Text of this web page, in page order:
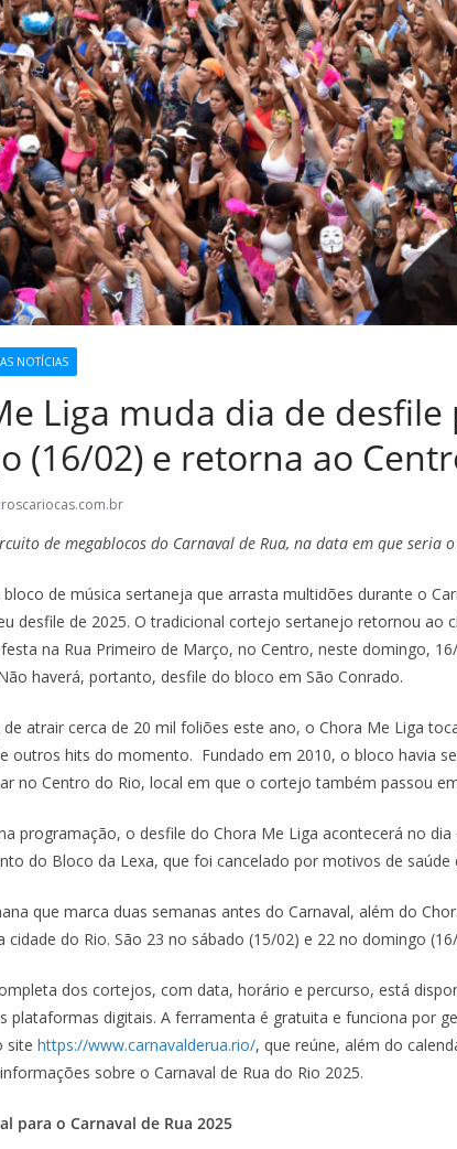
NOTÍCIAS
Liga muda dia de desfile
(16/02) e retorna ao
de megablocos do Carnaval de Rua, na data em que seria
de música sertaneja que arrasta multidões durante o
desfile de 2025. O tradicional cortejo sertanejo retornou ao
na Rua Primeiro de Março, no Centro, neste domingo,
haverá, portanto, desfile do bloco em São Conrado.
atrair cerca de 20 mil foliões este ano, o Chora Me Liga
outros hits do momento. Fundado em 2010, o bloco havia
no Centro do Rio, local em que o cortejo também passou
programação, o desfile do Chora Me Liga acontecerá no
do Bloco da Lexa, que foi cancelado por motivos de saúde
que marca duas semanas antes do Carnaval, além do
cidade do Rio. São 23 no sábado (15/02) e 22 no domingo
dos cortejos, com data, horário e percurso, está
plataformas digitais. A ferramenta é gratuita e funciona por
site https://www.carnavalderua.rio/, que reúne, além do
sobre o Carnaval de Rua do Rio 2025.
para o Carnaval de Rua 2025